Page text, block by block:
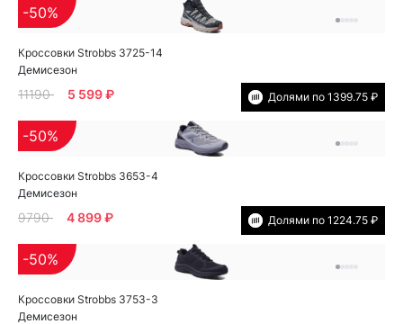
Кроссовки Strobbs 3725-14
Демисезон
-50%
11190 5 599 ₽ Долями по 1399.75 ₽
Кроссовки Strobbs 3653-4
Демисезон
-50%
9790 4 899 ₽ Долями по 1224.75 ₽
Кроссовки Strobbs 3753-3
Демисезон
-50%